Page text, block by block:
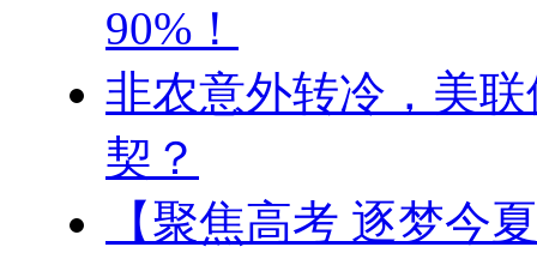
90%！
非农意外转冷，美
契？
【聚焦高考 逐梦今